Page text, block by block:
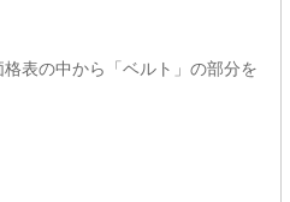
表の中から「ベルト」の部分を